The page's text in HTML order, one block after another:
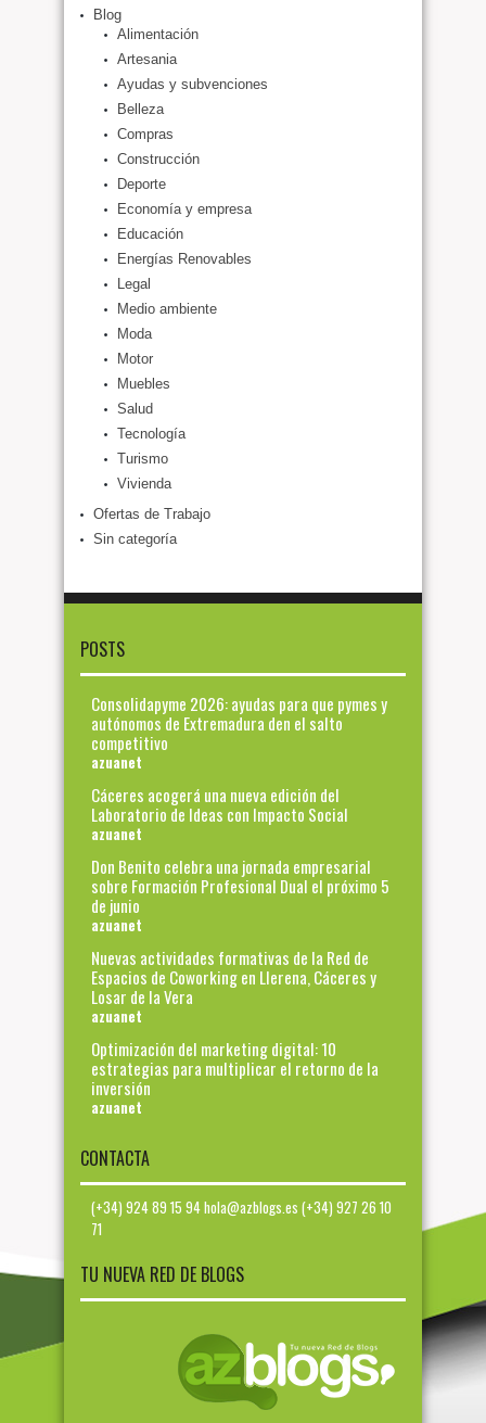
Blog
Alimentación
Artesania
Ayudas y subvenciones
Belleza
Compras
Construcción
Deporte
Economía y empresa
Educación
Energías Renovables
Legal
Medio ambiente
Moda
Motor
Muebles
Salud
Tecnología
Turismo
Vivienda
Ofertas de Trabajo
Sin categoría
POSTS
Consolidapyme 2026: ayudas para que pymes y
autónomos de Extremadura den el salto
competitivo
azuanet
Cáceres acogerá una nueva edición del
Laboratorio de Ideas con Impacto Social
azuanet
Don Benito celebra una jornada empresarial
sobre Formación Profesional Dual el próximo 5
de junio
azuanet
Nuevas actividades formativas de la Red de
Espacios de Coworking en Llerena, Cáceres y
Losar de la Vera
azuanet
Optimización del marketing digital: 10
estrategias para multiplicar el retorno de la
inversión
azuanet
CONTACTA
(+34) 924 89 15 94 hola@azblogs.es (+34) 927 26 10
71
TU NUEVA RED DE BLOGS